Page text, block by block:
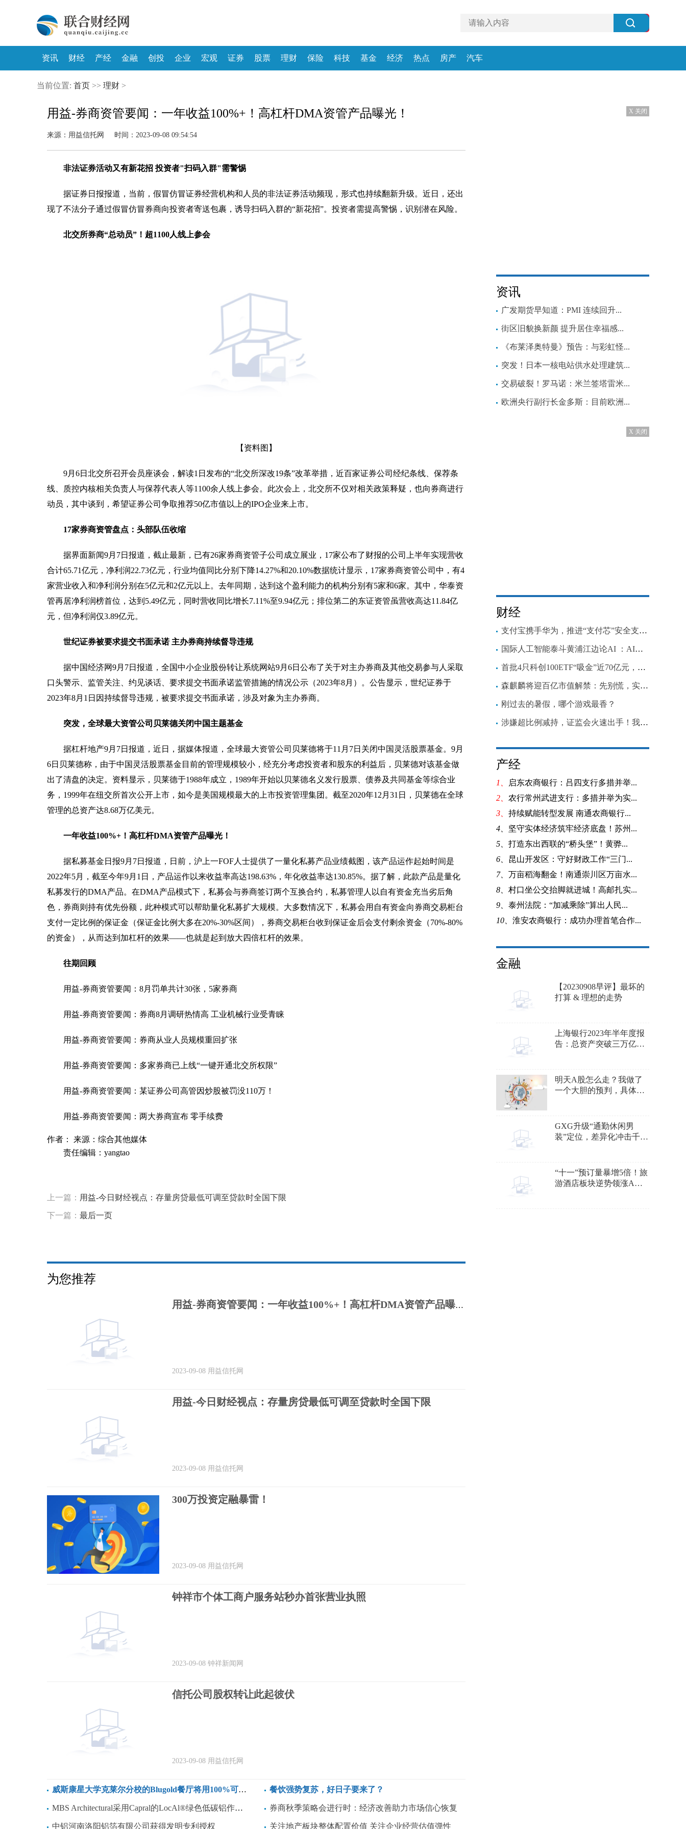
资讯 财经 产经 金融 创投 企业 宏观 证券 股票 理财 保险 科技 基金 经济 热点 房产 汽车
当前位置: 首页 >> 理财 >
用益-券商资管要闻：一年收益100%+！高杠杆DMA资管产品曝光！
来源：用益信托网 时间：2023-09-08 09:54:54
非法证券活动又有新花招 投资者"扫码入群"需警惕
据证券日报报道，当前，假冒仿冒证券经营机构和人员的非法证券活动频现，形式也持续翻新升级。近日，还出
现了不法分子通过假冒仿冒券商向投资者寄送包裹，诱导扫码入群的“新花招”。投资者需提高警惕，识别潜在风险。
北交所券商“总动员”！超1100人线上参会
【资料图】
9月6日北交所召开会员座谈会，解读1日发布的“北交所深改19条”改革举措，近百家证券公司经纪条线、保荐条
线、质控内核相关负责人与保荐代表人等1100余人线上参会。此次会上，北交所不仅对相关政策释疑，也向券商进行
动员，其中谈到，希望证券公司争取推荐50亿市值以上的IPO企业来上市。
17家券商资管盘点：头部队伍收缩
据界面新闻9月7日报道，截止最新，已有26家券商资管子公司成立展业，17家公布了财报的公司上半年实现营收
合计65.71亿元，净利润22.73亿元，行业均值同比分别下降14.27%和20.10%数据统计显示，17家券商资管公司中，有4
家营业收入和净利润分别在5亿元和2亿元以上。去年同期，达到这个盈利能力的机构分别有5家和6家。其中，华泰资
管再居净利润榜首位，达到5.49亿元，同时营收同比增长7.11%至9.94亿元；排位第二的东证资管虽营收高达11.84亿
元，但净利润仅3.89亿元。
世纪证券被要求提交书面承诺 主办券商持续督导违规
据中国经济网9月7日报道，全国中小企业股份转让系统网站9月6日公布了关于对主办券商及其他交易参与人采取
口头警示、监管关注、约见谈话、要求提交书面承诺监管措施的情况公示（2023年8月）。公告显示，世纪证券于
2023年8月1日因持续督导违规，被要求提交书面承诺，涉及对象为主办券商。
突发，全球最大资管公司贝莱德关闭中国主题基金
据杠杆地产9月7日报道，近日，据媒体报道，全球最大资管公司贝莱德将于11月7日关闭中国灵活股票基金。9月
6日贝莱德称，由于中国灵活股票基金目前的管理规模较小，经充分考虑投资者和股东的利益后，贝莱德对该基金做
出了清盘的决定。资料显示，贝莱德于1988年成立，1989年开始以贝莱德名义发行股票、债券及共同基金等综合业
务，1999年在纽交所首次公开上市，如今是美国规模最大的上市投资管理集团。截至2020年12月31日，贝莱德在全球
管理的总资产达8.68万亿美元。
一年收益100%+！高杠杆DMA资管产品曝光！
据私募基金日报9月7日报道，日前，沪上一FOF人士提供了一量化私募产品业绩截图，该产品运作起始时间是
2022年5月，截至今年9月1日，产品运作以来收益率高达198.63%，年化收益率达130.85%。据了解，此款产品是量化
私募发行的DMA产品。在DMA产品模式下，私募会与券商签订两个互换合约，私募管理人以自有资金充当劣后角
色，券商则持有优先份额，此种模式可以帮助量化私募扩大规模。大多数情况下，私募会用自有资金向券商交易柜台
支付一定比例的保证金（保证金比例大多在20%-30%区间），券商交易柜台收到保证金后会支付剩余资金（70%-80%
的资金），从而达到加杠杆的效果——也就是起到放大四倍杠杆的效果。
往期回顾
用益-券商资管要闻：8月罚单共计30张，5家券商
用益-券商资管要闻：券商8月调研热情高 工业机械行业受青睐
用益-券商资管要闻：券商从业人员规模重回扩张
用益-券商资管要闻：多家券商已上线“一键开通北交所权限”
用益-券商资管要闻：某证券公司高管因炒股被罚没110万！
用益-券商资管要闻：两大券商宣布 零手续费
作者： 来源：综合其他媒体
责任编辑：yangtao
上一篇： 用益-今日财经视点：存量房贷最低可调至贷款时全国下限
下一篇： 最后一页
为您推荐
用益-券商资管要闻：一年收益100%+！高杠杆DMA资管产品曝光！
2023-09-08 用益信托网
用益-今日财经视点：存量房贷最低可调至贷款时全国下限
2023-09-08 用益信托网
300万投资定融暴雷！
2023-09-08 用益信托网
钟祥市个体工商户服务站秒办首张营业执照
2023-09-08 钟祥新闻网
信托公司股权转让此起彼伏
2023-09-08 用益信托网
威斯康星大学克莱尔分校的Blugold餐厅将用100%可回收铝罐取代塑料瓶
MBS Architectural采用Capral的LocAl®绿色低碳铝作为可持续建筑解决方案
中铝河南洛阳铝箔有限公司获得发明专利授权
餐饮强势复苏，好日子要来了？
券商秋季策略会进行时：经济改善助力市场信心恢复
关注地产板块整体配置价值 关注企业经营估值弹性
X 关闭
资讯
广发期货早知道：PMI 连续回升...
街区旧貌换新颜 提升居住幸福感...
《布莱泽奥特曼》预告：与彩虹怪...
突发！日本一核电站供水处理建筑...
交易破裂！罗马诺：米兰签塔雷米...
欧洲央行副行长金多斯：目前欧洲...
X 关闭
财经
支付宝携手华为，推进“支付芯”安全支付方案
国际人工智能泰斗黄浦江边论AI ：AI是一项新的工程系统
首批4只科创100ETF“吸金”近70亿元，从指数发布到官宣成立仅1个月
森麒麟将迎百亿市值解禁：先别慌，实控人此前承诺3个月不减持
刚过去的暑假，哪个游戏最香？
涉嫌超比例减持，证监会火速出手！我乐家居相关股东被立案调查
产经
1、
启东农商银行：吕四支行多措并举...
2、 农行常州武进支行：多措并举为实...
3、 持续赋能转型发展 南通农商银行...
4、 坚守实体经济筑牢经济底盘！苏州...
5、 打造东出西联的“桥头堡”！黄骅...
6、 昆山开发区：守好财政工作“三门...
7、 万亩稻海翻金！南通崇川区万亩水...
8、 村口坐公交抬脚就进城！高邮扎实...
9、 泰州法院：“加减乘除”算出人民...
10、 淮安农商银行：成功办理首笔合作...
金融
【20230908早评】最坏的
打算 & 理想的走势
上海银行2023年半年度报
告：总资产突破三万亿，
明天A股怎么走？我做了
一个大胆的预判，具体请
GXG升级“通勤休闲男
装”定位，差异化冲击千亿
“十一”预订量暴增5倍！旅
游酒店板块逆势领涨A股